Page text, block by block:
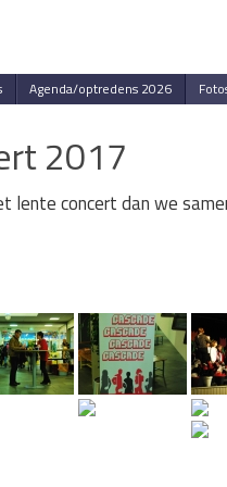
Agenda/optredens 2026
2017
lente concert dan we